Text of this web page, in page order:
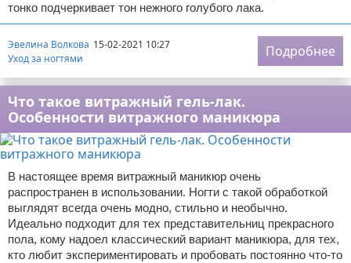
тонко подчеркивает тон нежного голубого лака.
Эвелина Волкова 15-02-2021 10:27
Уход за ногтями
Подробнее
Что такое витражный гель-лак.
Особенности витражного маникюра
В настоящее время витражный маникюр очень
распространен в использовании. Ногти с такой обработкой
выглядят всегда очень модно, стильно и необычно.
Идеально подходит для тех представительниц прекрасного
пола, кому надоел классический вариант маникюра, для тех,
кто любит экспериментировать и пробовать постоянно что-то